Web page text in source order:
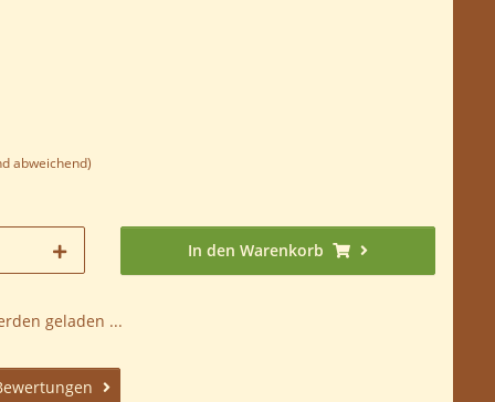
abweichend)
In den Warenkorb
geladen ...